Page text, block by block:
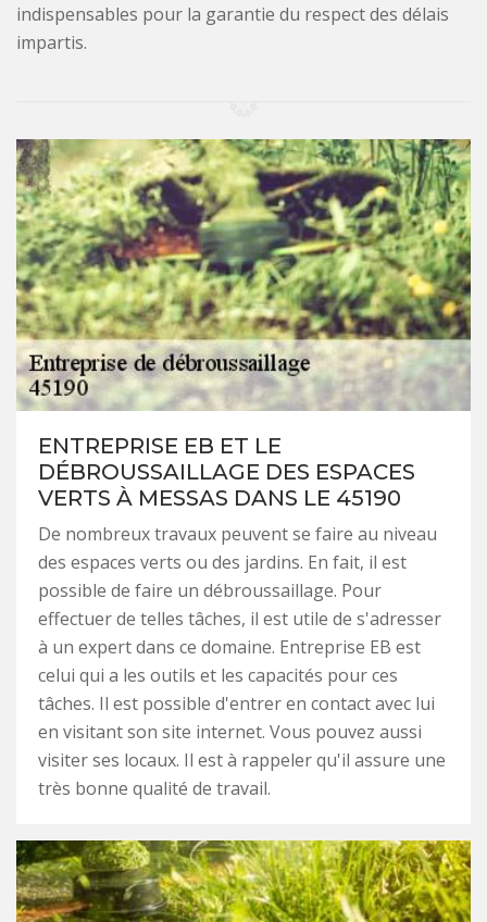
indispensables pour la garantie du respect des délais
impartis.
ENTREPRISE EB ET LE
DÉBROUSSAILLAGE DES ESPACES
VERTS À MESSAS DANS LE 45190
De nombreux travaux peuvent se faire au niveau
des espaces verts ou des jardins. En fait, il est
possible de faire un débroussaillage. Pour
effectuer de telles tâches, il est utile de s'adresser
à un expert dans ce domaine. Entreprise EB est
celui qui a les outils et les capacités pour ces
tâches. Il est possible d'entrer en contact avec lui
en visitant son site internet. Vous pouvez aussi
visiter ses locaux. Il est à rappeler qu'il assure une
très bonne qualité de travail.